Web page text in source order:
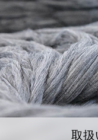
取扱